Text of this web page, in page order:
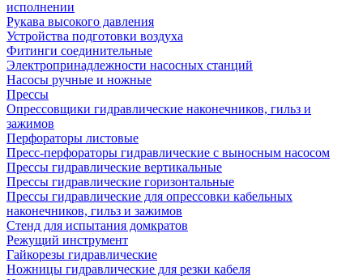
исполнении
Рукава высокого давления
Устройства подготовки воздуха
Фитинги соединительные
Электропринадлежности насосных станций
Насосы ручные и ножные
Прессы
Опрессовщики гидравлические наконечников, гильз и
зажимов
Перфораторы листовые
Пресс-перфораторы гидравлические с выносным насосом
Прессы гидравлические вертикальные
Прессы гидравлические горизонтальные
Прессы гидравлические для опрессовки кабельных
наконечников, гильз и зажимов
Стенд для испытания домкратов
Режущий инструмент
Гайкорезы гидравлические
Ножницы гидравлические для резки кабеля